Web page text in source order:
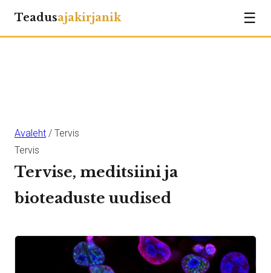
Teadusajakirjanik ☰
Avaleht / Tervis
Tervis
Tervise, meditsiini ja
bioteaduste uudised